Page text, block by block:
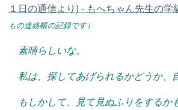
１日の通信より) - もへちゃん先生の学
もの連絡帳の記録です）
素晴らしいな。
私は、探してあげられるかどうか、
もしかして、見て見ぬふりをするか